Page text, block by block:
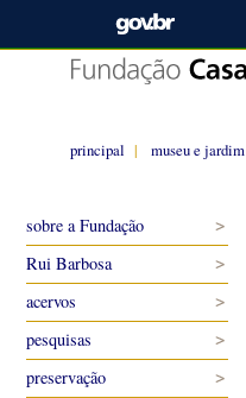
principal | museu e jardim
sobre a Fundação
Rui Barbosa
acervos
pesquisas
preservação